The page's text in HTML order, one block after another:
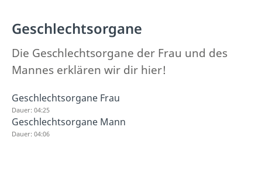
Geschlechtsorgane
Die Geschlechtsorgane der Frau und des
Mannes erklären wir dir hier!
Geschlechtsorgane Frau
Dauer: 04:25
Geschlechtsorgane Mann
Dauer: 04:06